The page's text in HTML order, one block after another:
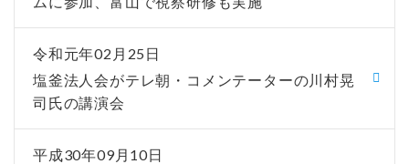
令和元年02月25日
塩釜法人会がテレ朝・コメンテーターの川村晃
司氏の講演会
平成30年09月10日